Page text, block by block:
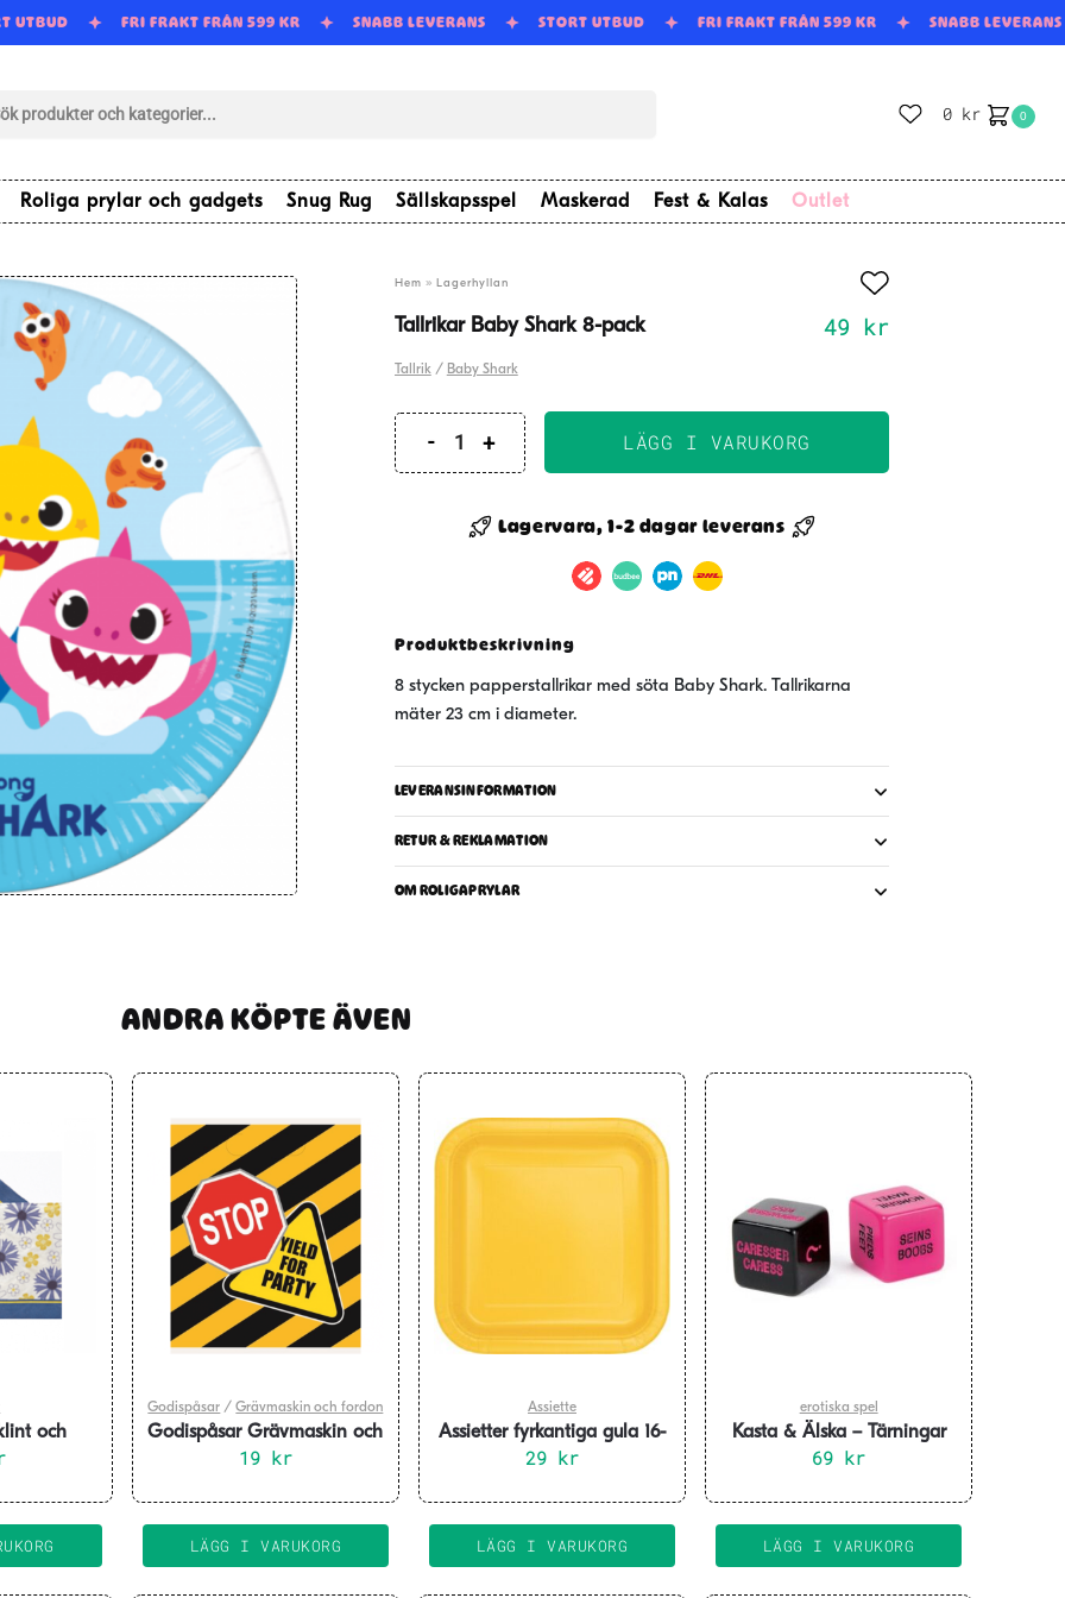
UTBUD FRI FRAKT FRÅN 599 KR SNABB LEVERANS STORT UTBUD FRI FRAKT FRÅN 599 KR SNABB LEVERANS
0 kr 0
Roliga prylar och gadgets Snug Rug Sällskapsspel Maskerad Fest & Kalas Outlet
Hem » Lagerhyllan
Tallrikar Baby Shark 8-pack 49 kr
Tallrik/ Baby Shark
Tallrikar
Shark
8-
LÄGG I VARUKORG
Lagervara, 1-2 dagar leverans
Produktbeskrivning
8 stycken papperstallrikar med söta Baby Shark. Tallrikarna
mäter 23 cm i diameter.
LEVERANSINFORMATION
RETUR & REKLAMATION
OM ROLIGAPRYLAR
ANDRA KÖPTE ÄVEN
och
pack
Godispåsar /Grävmaskin och fordon
Godispåsar Grävmaskin och
fordon 8-pack
19 kr
LÄGG I VARUKORG
Assiette
Assietter fyrkantiga gula 16-
pack
29 kr
LÄGG I VARUKORG
erotiska spel
Kasta & Älska – Tärningar
69 kr
LÄGG I VARUKORG